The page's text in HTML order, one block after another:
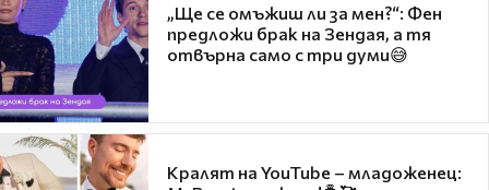
„Ще се омъжиш ли за мен?“: Фен
предложи брак на Зендая, а тя
отвърна само с три думи😅
Кралят на YouTube – младоженец: